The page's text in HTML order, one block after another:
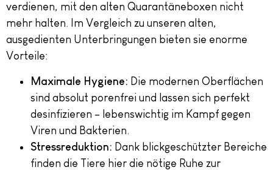
verdienen, mit den alten Quarantäneboxen nicht
mehr halten. Im Vergleich zu unseren alten,
ausgedienten Unterbringungen bieten sie enorme
Vorteile:
Maximale Hygiene: Die modernen Oberflächen
sind absolut porenfrei und lassen sich perfekt
desinfizieren – lebenswichtig im Kampf gegen
Viren und Bakterien.
Stressreduktion: Dank blickgeschützter Bereiche
finden die Tiere hier die nötige Ruhe zur